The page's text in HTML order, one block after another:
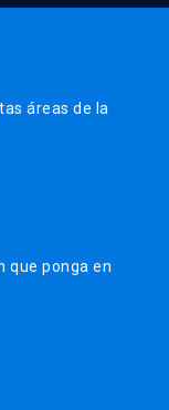
áreas de la
que ponga en